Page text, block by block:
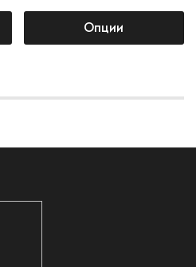
Опции